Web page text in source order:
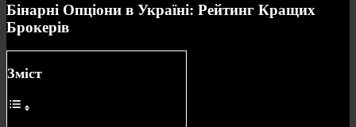
Бінарні Опціони в Україні: Рейтинг Кращих
Брокерів
Зміст